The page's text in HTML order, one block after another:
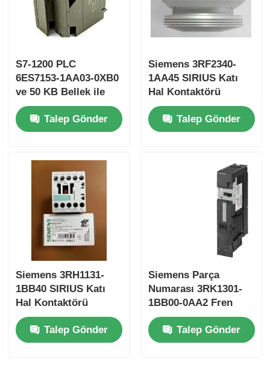
Woodward PLC
GE Fanuc Modülü
Bently Nevada Modülü
Prosoft İletişim Modülü
ABB DCS denetleyici
Honeywell DCS denetleyici
Emerson DCS denetleyici
S7-1200 PLC
6ES7153-1AA03-0XB0
ve 50 KB Bellek ile
Endüstriyel
Otomasyon Kolaylaştı
Talep Gönder
Siemens 3RF2340-
1AA45 SIRIUS Katı
Hal Kontaktörü
Talep Gönder
Siemens 3RH1131-
1BB40 SIRIUS Katı
Hal Kontaktörü
Talep Gönder
Siemens Parça
Numarası 3RK1301-
1BB00-0AA2 Fren
kontrol modülü için
elektromekanik
kontaktör
Talep Gönder